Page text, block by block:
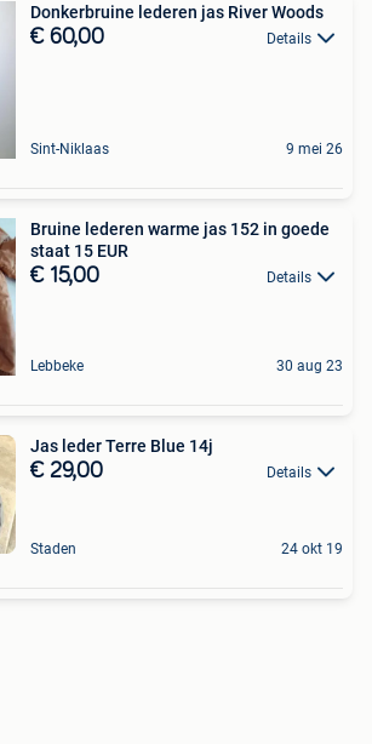
Donkerbruine lederen jas River Woods
€ 60,00 Details
Sint-Niklaas 9 mei 26
Bruine lederen warme jas 152 in goede
staat 15 EUR
€ 15,00 Details
Lebbeke 30 aug 23
Jas leder Terre Blue 14j
€ 29,00 Details
Staden 24 okt 19